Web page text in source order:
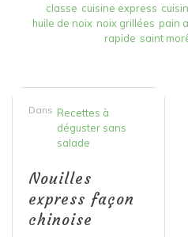
classe cuisine express
huile de noix noix grillées pain
rapide saint
Dans Recettes à
déguster sans
salade
Nouilles
express façon
chinoise